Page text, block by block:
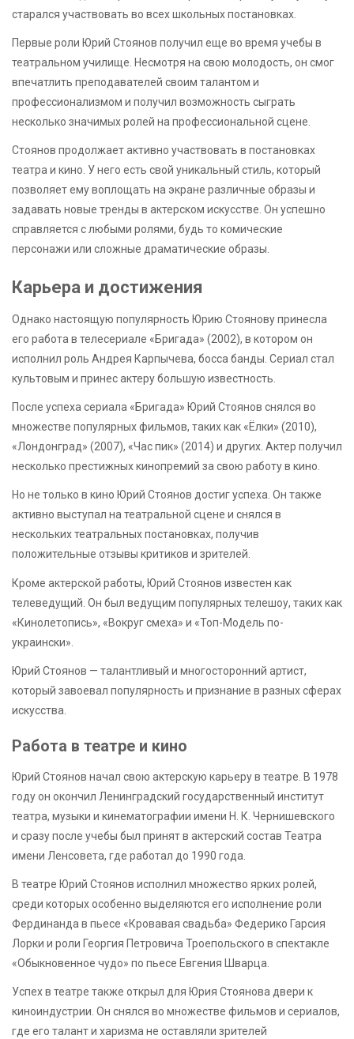
старался участвовать во всех школьных постановках.
Первые роли Юрий Стоянов получил еще во время учебы в
театральном училище. Несмотря на свою молодость, он смог
впечатлить преподавателей своим талантом и
профессионализмом и получил возможность сыграть
несколько значимых ролей на профессиональной сцене.
Стоянов продолжает активно участвовать в постановках
театра и кино. У него есть свой уникальный стиль, который
позволяет ему воплощать на экране различные образы и
задавать новые тренды в актерском искусстве. Он успешно
справляется с любыми ролями, будь то комические
персонажи или сложные драматические образы.
Карьера и достижения
Однако настоящую популярность Юрию Стоянову принесла
его работа в телесериале «Бригада» (2002), в котором он
исполнил роль Андрея Карпычева, босса банды. Сериал стал
культовым и принес актеру большую известность.
После успеха сериала «Бригада» Юрий Стоянов снялся во
множестве популярных фильмов, таких как «Ёлки» (2010),
«Лондонград» (2007), «Час пик» (2014) и других. Актер получил
несколько престижных кинопремий за свою работу в кино.
Но не только в кино Юрий Стоянов достиг успеха. Он также
активно выступал на театральной сцене и снялся в
нескольких театральных постановках, получив
положительные отзывы критиков и зрителей.
Кроме актерской работы, Юрий Стоянов известен как
телеведущий. Он был ведущим популярных телешоу, таких как
«Кинолетопись», «Вокруг смеха» и «Топ-Модель по-
украински».
Юрий Стоянов — талантливый и многосторонний артист,
который завоевал популярность и признание в разных сферах
искусства.
Работа в театре и кино
Юрий Стоянов начал свою актерскую карьеру в театре. В 1978
году он окончил Ленинградский государственный институт
театра, музыки и кинематографии имени Н. К. Чернишевского
и сразу после учебы был принят в актерский состав Театра
имени Ленсовета, где работал до 1990 года.
В театре Юрий Стоянов исполнил множество ярких ролей,
среди которых особенно выделяются его исполнение роли
Фердинанда в пьесе «Кровавая свадьба» Федерико Гарсия
Лорки и роли Георгия Петровича Троепольского в спектакле
«Обыкновенное чудо» по пьесе Евгения Шварца.
Успех в театре также открыл для Юрия Стоянова двери к
киноиндустрии. Он снялся во множестве фильмов и сериалов,
где его талант и харизма не оставляли зрителей